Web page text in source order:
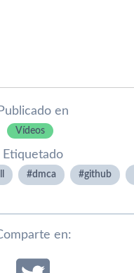
Publicado en
Ví­deos
Etiquetado
dmca github
en: